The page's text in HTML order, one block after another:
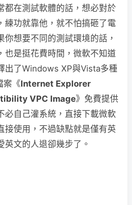
都在測試軟體的話，想必對於
練功就靠他，就不怕搞砸了電
你想要不同的測試環境的話，
也是挺花費時間，微軟不知道
出了Windows XP與Vista多種
案《Internet Explorer
VPC Image》免費提供
必自己灌系統，直接下載微軟
接使用，不過缺點就是僅有英
文的人退卻幾步了。